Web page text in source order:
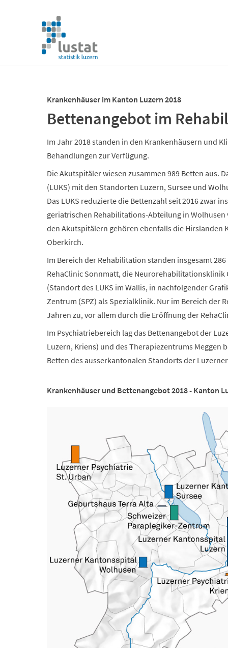
überspringen
Navigation
überspringen
Krankenhäuser im Kanton Luzern 2018
Bettenangebot im
Im Jahr 2018 standen in den Krankenhäusern und
Behandlungen zur Verfügung.
Die Akutspitäler wiesen zusammen 989 Betten aus.
(LUKS) mit den Standorten Luzern, Sursee und
Das LUKS reduzierte die Bettenzahl seit 2016 zwar
geriatrischen Rehabilitations-Abteilung in
den Akutspitälern gehören ebenfalls die Hirslanden
Oberkirch.
Im Bereich der Rehabilitation standen insgesamt
RehaClinic Sonnmatt, die
(Standort des LUKS im Wallis, in nachfolgender
Zentrum (SPZ) als Spezialklinik. Nur im Bereich der
Jahren zu, vor allem durch die Eröffnung der
Im Psychiatriebereich lag das Bettenangebot der
Luzern, Kriens) und des Therapiezentrums Meggen
Betten des ausserkantonalen Standorts der
Krankenhäuser und Bettenangebot 2018 - Kanton